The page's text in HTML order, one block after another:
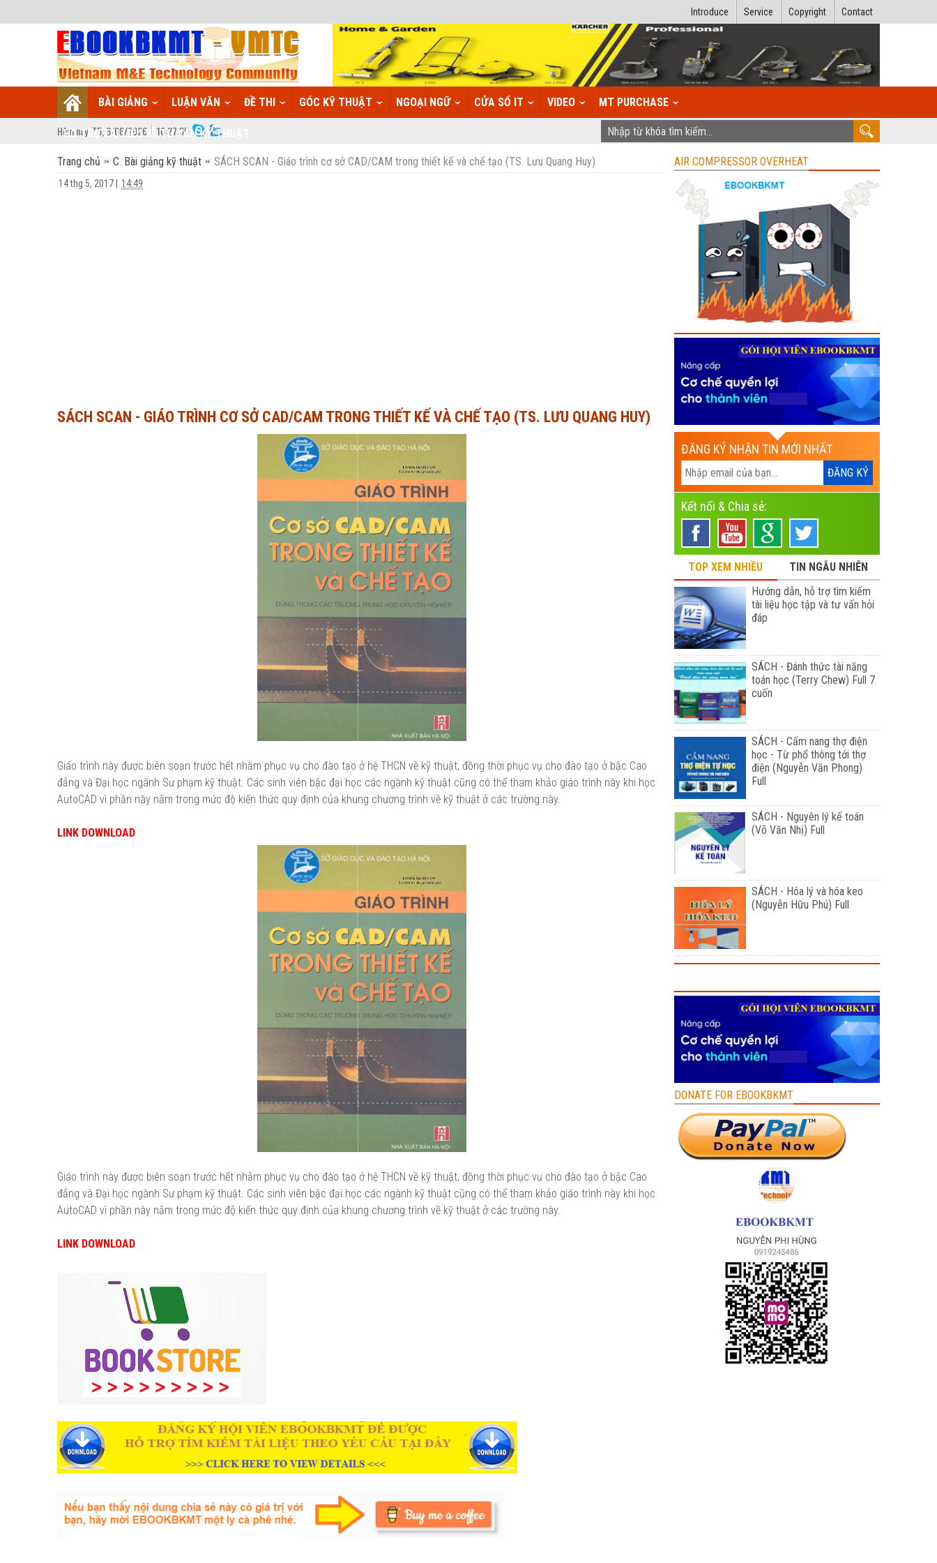
Contact
Copyright
Service
Introduce
BÀI GIẢNG LUẬN VĂN ĐỀ THI GÓC KỸ THUẬT NGOẠI NGỮ CỬA SỔ IT VIDEO MT PURCHASE
HỖ TRỢ TÀI LIỆU VÀ TƯ VẤN KỸ THUẬT
Hôm nay: T5, 6/08/2026 10:27:36
Trang chủ C. Bài giảng kỹ thuật SÁCH SCAN - Giáo trình cơ sở CAD/CAM trong thiết kế và chế tạo (TS. Lưu Quang Huy)
14 thg 5, 2017 14:49
SÁCH SCAN - GIÁO TRÌNH CƠ SỞ CAD/CAM TRONG THIẾT KẾ VÀ CHẾ TẠO (TS. LƯU QUANG HUY)
Giáo trình này được biên soạn trước hết nhằm phục vụ cho đào tạo ở hệ THCN về kỹ thuật, đồng thời phục vụ cho đào tạo ở bậc Cao
đẳng và Đại học ngành Sư phạm kỹ thuật. Các sinh viên bậc đại học các ngành kỹ thuật cũng có thể tham khảo giáo trình này khi học
AutoCAD vì phần này nằm trong mức độ kiến thức quy định của khung chương trình về kỹ thuật ở các trường này.
LINK DOWNLOAD
Giáo trình này được biên soạn trước hết nhằm phục vụ cho đào tạo ở hệ THCN về kỹ thuật, đồng thời phục vụ cho đào tạo ở bậc Cao
đẳng và Đại học ngành Sư phạm kỹ thuật. Các sinh viên bậc đại học các ngành kỹ thuật cũng có thể tham khảo giáo trình này khi học
AutoCAD vì phần này nằm trong mức độ kiến thức quy định của khung chương trình về kỹ thuật ở các trường này.
LINK DOWNLOAD
AIR COMPRESSOR OVERHEAT
ĐĂNG KÝ NHẬN TIN MỚI NHẤT
Kết nối & Chia sẻ:
TOP XEM NHIỀU
TIN NGẪU NHIÊN
Hướng dẫn, hỗ trợ tìm kiếm
tài liệu học tập và tư vấn hỏi
đáp
SÁCH - Đánh thức tài năng
toán học (Terry Chew) Full 7
cuốn
SÁCH - Cẩm nang thợ điện
học - Từ phổ thông tới thợ
điện (Nguyễn Văn Phong)
Full
SÁCH - Nguyên lý kế toán
(Võ Văn Nhị) Full
SÁCH - Hóa lý và hóa keo
(Nguyễn Hữu Phú) Full
DONATE FOR EBOOKBKMT